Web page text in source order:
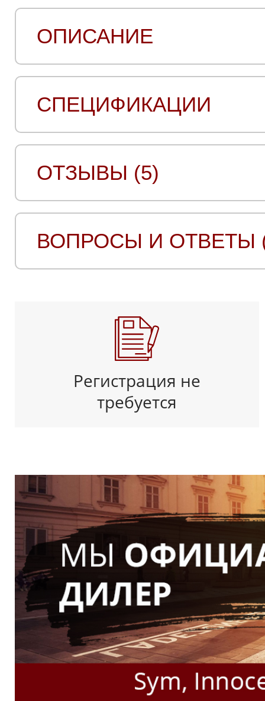
ОПИСАНИЕ
СПЕЦИФИКАЦИИ
ОТЗЫВЫ (5)
ВОПРОСЫ И ОТВЕТЫ
Регистрация не
требуется